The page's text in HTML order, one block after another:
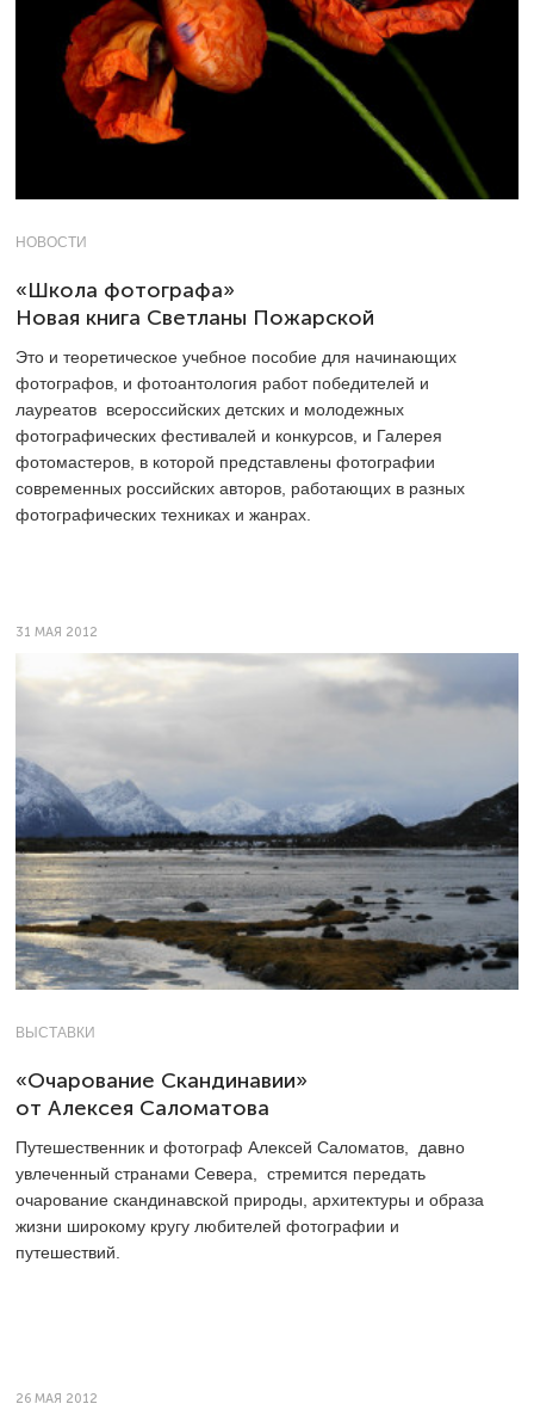
НОВОСТИ
«Школа фотографа»
Новая книга Светланы Пожарской
Это и теоретическое учебное пособие для начинающих
фотографов, и фотоантология работ победителей и
лауреатов всероссийских детских и молодежных
фотографических фестивалей и конкурсов, и Галерея
фотомастеров, в которой представлены фотографии
современных российских авторов, работающих в разных
фотографических техниках и жанрах.
31 МАЯ 2012
ВЫСТАВКИ
«Очарование Скандинавии»
от Алексея Саломатова
Путешественник и фотограф Алексей Саломатов, давно
увлеченный странами Севера, стремится передать
очарование скандинавской природы, архитектуры и образа
жизни широкому кругу любителей фотографии и
путешествий.
26 МАЯ 2012